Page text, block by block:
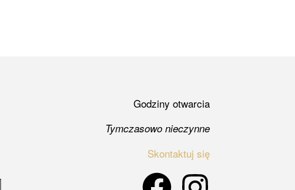
Godziny otwarcia
Tymczasowo nieczynne
Skontaktuj się